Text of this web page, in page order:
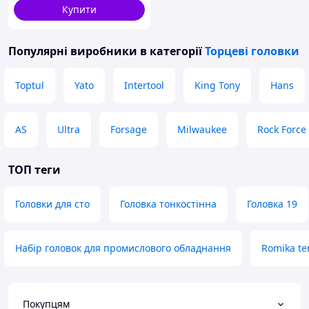
Купити
Популярні виробники в категоріїТорцеві головки
Toptul Yato Intertool King Tony Hans
AS Ultra Forsage Milwaukee Rock Force
ТОП теги
Головки для сто Головка тонкостінна Головка 19
Набір головок для промислового обладнання Romika
Покупцям